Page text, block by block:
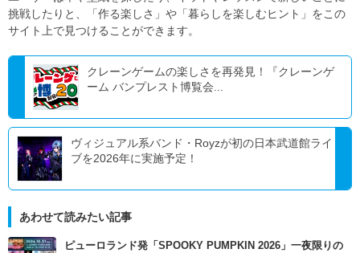
挑戦したりと、「作る楽しさ」や「暮らしを楽しむヒント」をこの
サイト上で見つけることができます。
クレーンゲームの楽しさを再発見！『クレーンゲ
ーム バンプレスト博覧会...
ヴィジュアル系バンド・Royzが初の日本武道館ライ
ブを2026年に実施予定！
あわせて読みたい記事
ピューロランド発「SPOOKY PUMPKIN 2026」一夜限りの